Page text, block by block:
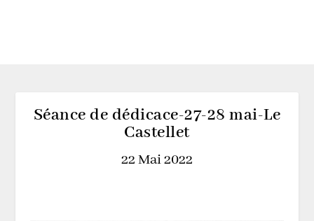
Séance de dédicace-27-28 mai-Le
Castellet
22 Mai 2022